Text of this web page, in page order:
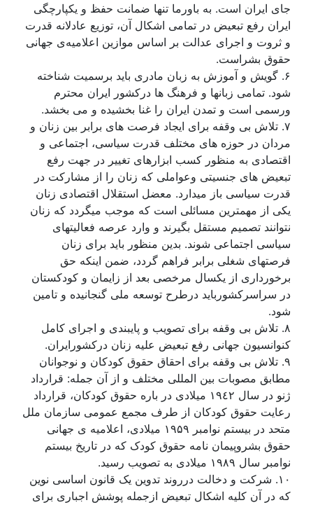
جای ايران است. به باورما تنها ضمانت حفظ و يکپارچگی
ايران رفع تبعيض در تمامی اشکال آن، توزيع عادلانه قدرت
و ثروت و اجرای عدالت بر اساس موازين اعلامیەی جهانی
حقوق بشراست.
۶. گويش و آموزش بە زبان مادری بايد برسميت شناخته
شود. تمامی زبانها و فرهنگ ها درکشور ايران محترم
ورسمی است و تمدن ايران را غنا بخشيده و می بخشد.
۷. تلاش بی وقفه برای ايجاد فرصت های برابر بين زنان و
مردان در حوزه های مختلف قدرت سياسی، اجتماعی و
اقتصادی به منظور کسب ابزارهای تغيير در جهت رفع
تبعيض های جنسيتی وعواملی که زنان را از مشارکت در
قدرت سياسی باز ميدارد. معضل استقلال اقتصادی زنان
يکی از مهمترين مسائلی است که موجب ميگردد که زنان
نتوانند تصميم مستقل بگيرند و وارد عرصه فعاليتهای
سياسی اجتماعی شوند. بدين منظور بايد برای زنان
فرصتهای شغلی برابر فراهم گردد، ضمن اينکه حق
برخورداری از يکسال مرخصی بعد از زايمان و کودکستان
در سراسرکشوربايد درطرح توسعه ملی گنجانيده و تامين
شود.
۸. تلاش بی وقفە برای تصويب و پايبندی و اجرای کامل
کنوانسيون جهانی رفع تبعيض عليه زنان درکشورايران.
۹. تلاش بی وقفه برای احقاق حقوق کودکان و نوجوانان
مطابق مصوبات بين المللی مختلف و از آن جملە: قرارداد
ژنو در سال ۱۹٤۲ ميلادی در باره حقوق کودکان، قرارداد
رعايت حقوق کودکان از طرف مجمع عمومی سازمان ملل
متحد در بيستم نوامبر ۱۹۵۹ ميلادی، اعلاميه ی جهانی
حقوق بشروپيمان نامه حقوق کودک که در تاريخ بيستم
نوامبر سال ۱۹۸۹ ميلادی به تصويب رسيد.
۱۰. شرکت و دخالت درروند تدوين يک قانون اساسی نوين
که در آن کليه اشکال تبعيض ازجمله پوشش اجباری برای